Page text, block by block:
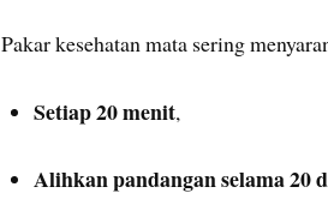
Pakar kesehatan mata sering
Setiap 20 menit,
Alihkan pandangan selama 20